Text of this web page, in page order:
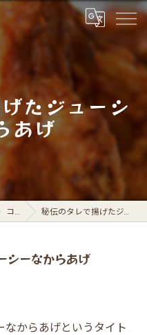
たジューシ
あげ
コラム 秘伝のタレで揚げたジューシーなからあげ
シーなからあげ
なからあげというタイト